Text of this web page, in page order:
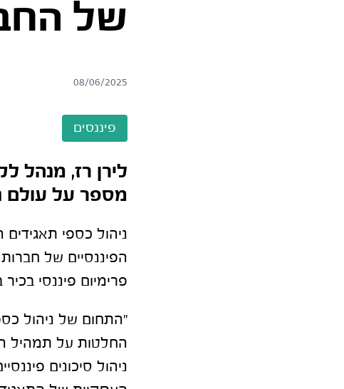
של
08/06/2025
פיננסים
לירן רז, מנהל
מספר על עולם
ניהול כספי
הפיננסיים של
פרימיום פיננסי
"התחום של ניהול
החלטות על תמהיל
ניהול סיכונים